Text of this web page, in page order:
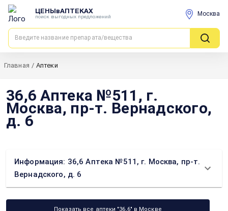
ЦЕНЫвАПТЕКАХ
поиск выгодных предложений Москва
Главная / Аптеки
36,6 Аптека №511, г.
Москва, пр-т. Вернадского,
д. 6
Информация: 36,6 Аптека №511, г. Москва, пр-т.
Вернадского, д. 6
Показать все аптеки "36,6" в Москве